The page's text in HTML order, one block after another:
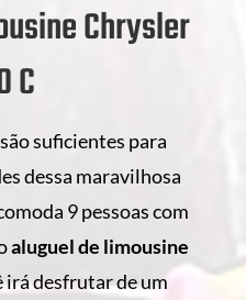
Chrysler
C
suficientes para
dessa maravilhosa
9 pessoas com
aluguel de limousine
irá desfrutar de um